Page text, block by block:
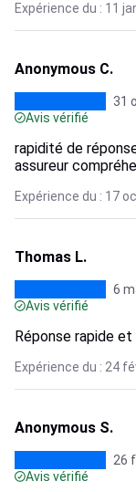
Expérience du : 11
Anonymous C.
31
Avis vérifié
rapidité de
assureur
Expérience du : 17
Thomas L.
6
Avis vérifié
Réponse rapide
Expérience du : 24
Anonymous S.
26
Avis vérifié